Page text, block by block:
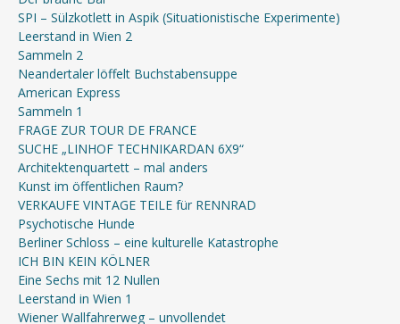
SPI – Sülzkotlett in Aspik (Situationistische Experimente)
Leerstand in Wien 2
Sammeln 2
Neandertaler löffelt Buchstabensuppe
American Express
Sammeln 1
FRAGE ZUR TOUR DE FRANCE
SUCHE „LINHOF TECHNIKARDAN 6X9“
Architektenquartett – mal anders
Kunst im öffentlichen Raum?
VERKAUFE VINTAGE TEILE für RENNRAD
Psychotische Hunde
Berliner Schloss – eine kulturelle Katastrophe
ICH BIN KEIN KÖLNER
Eine Sechs mit 12 Nullen
Leerstand in Wien 1
Wiener Wallfahrerweg – unvollendet